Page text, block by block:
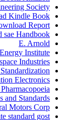
Society
Kindle Book
Report
sae Handbook
E. Arnold
Energy Institute
Industries
Electronics
and Standards
Motors Corp
standard gost